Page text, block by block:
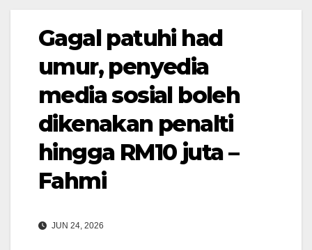
Gagal patuhi had
umur, penyedia
media sosial boleh
dikenakan penalti
hingga RM10 juta –
Fahmi
JUN 24, 2026